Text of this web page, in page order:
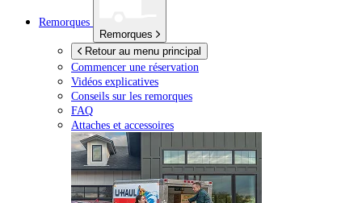
Remorques
Remorques
Retour au menu principal
Commencer une réservation
Vidéos explicatives
Conseils sur les remorques
FAQ
Attaches et accessoires